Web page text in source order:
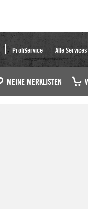
ProfiService Alle Services
MEINE MERKLISTEN